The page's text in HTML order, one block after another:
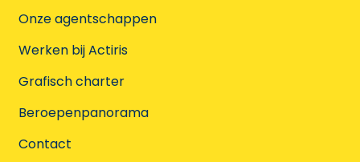
Onze agentschappen
Werken bij Actiris
Grafisch charter
Beroepenpanorama
Contact